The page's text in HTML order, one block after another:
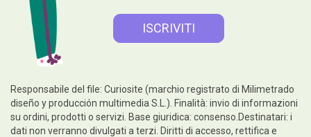
Responsabile del file: Curiosite (marchio registrato di Milimetrado
diseño y producción multimedia S.L.). Finalità: invio di informazioni
su ordini, prodotti o servizi. Base giuridica: consenso.Destinatari: i
dati non verranno divulgati a terzi. Diritti di accesso, rettifica e